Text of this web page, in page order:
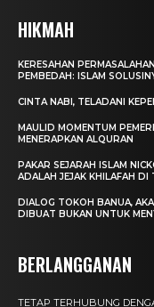
HIKMAH
KERESAHAN
PEMBEDAH: ISLAM
CINTA NABI, TELADANI
MAULID MOMENTUM
MENERAPKAN ALQURAN
PAKAR SEJARAH ISLAM
ADALAH JEJAK KHILAFAH DI
DIALOG TOKOH BANUA,
DIBUAT BUKAN UNTUK
BERLANGGANAN
TETAP TERHUBUNG